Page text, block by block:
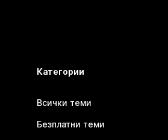
Категории
Всички теми
Безплатни теми